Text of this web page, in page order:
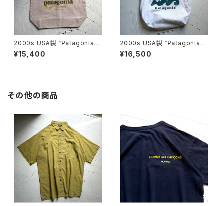
2000s USA製 "Patagonia"
original canvas bag
¥15,400
2000s USA製 "Patagonia"
original canvas bag
¥16,500
その他の商品